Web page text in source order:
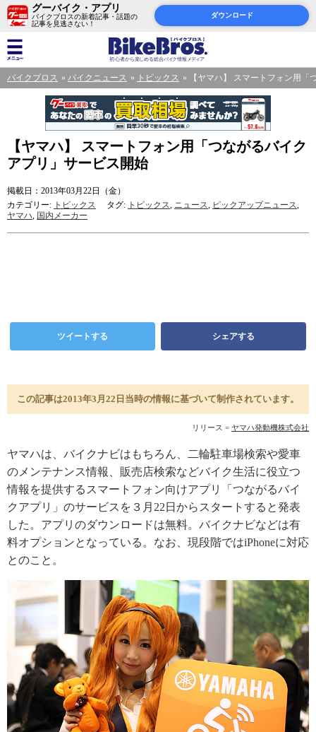
グーバイク・アプリ
バイクブロスの新着記事・話題の
記事を見逃さない！
ダウンロード
バイクブロス バイクニュース トピックス 【ヤマハ】 スマートフォン用
【ヤマハ】 スマートフォン用「つながるバイク
アプリ」サービス開始
掲載日：2013年03月22日（金）
カテゴリー: トピックス タグ: トピックス, ニュース, ピックアップニュース,
ヤマハ, 国内メーカー
ツイートする シェアする
この記事は2013年3月22日当時の情報に基づいて制作されています。
リリース = ヤマハ発動機株式会社
ヤマハは、バイクナビはもちろん、二輪駐車場検索や愛車
のメンテナンス情報、販売店検索などバイク生活に役立つ
情報を提供するスマートフォン向けアプリ「つながるバイ
クアプリ」のサービスを３月22日からスタートすると発表
した。アプリのダウンロードは無料。バイクナビなどは有
料オプションとなっている。なお、現段階ではiPhoneに対応
とのこと。